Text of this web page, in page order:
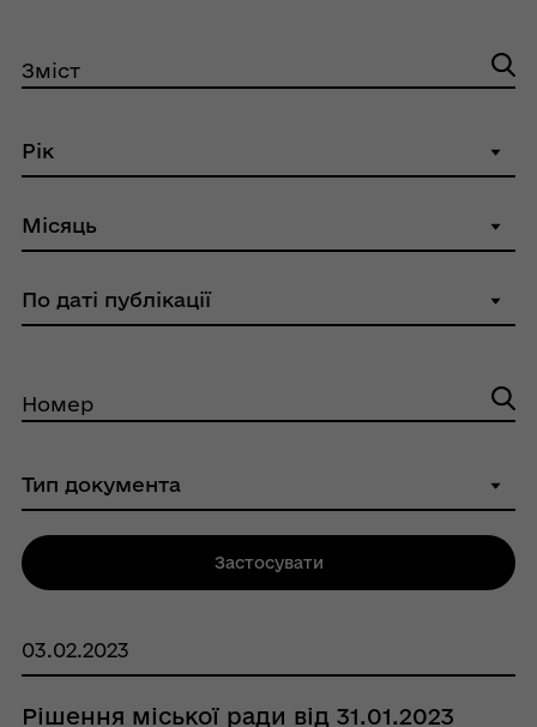
03.02.2023
Рішення міської ради від 31.01.2023
Зміст
Номер
Застосувати